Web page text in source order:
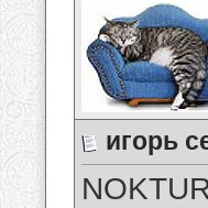
игорь